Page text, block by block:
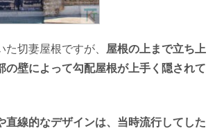
た切妻屋根ですが、 屋根の上まで立ち上
の壁によって勾配屋根が上手く隠されて
直線的なデザインは、当時流行してした